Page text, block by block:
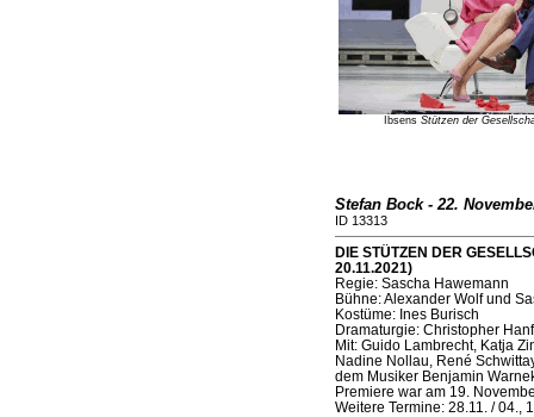
Ibsens Stützen der
Stefan Bock - 22.
ID 13313
DIE STÜTZEN DER
20.11.2021)
Regie: Sascha Hawemann
Bühne: Alexander Wolf und
Kostüme: Ines Burisch
Dramaturgie: Christopher Hanf
Mit: Guido Lambrecht, Katja
Nadine Nollau, René
dem Musiker Benjamin
Premiere war am 19.
Weitere Termine: 28.11. / 04.,